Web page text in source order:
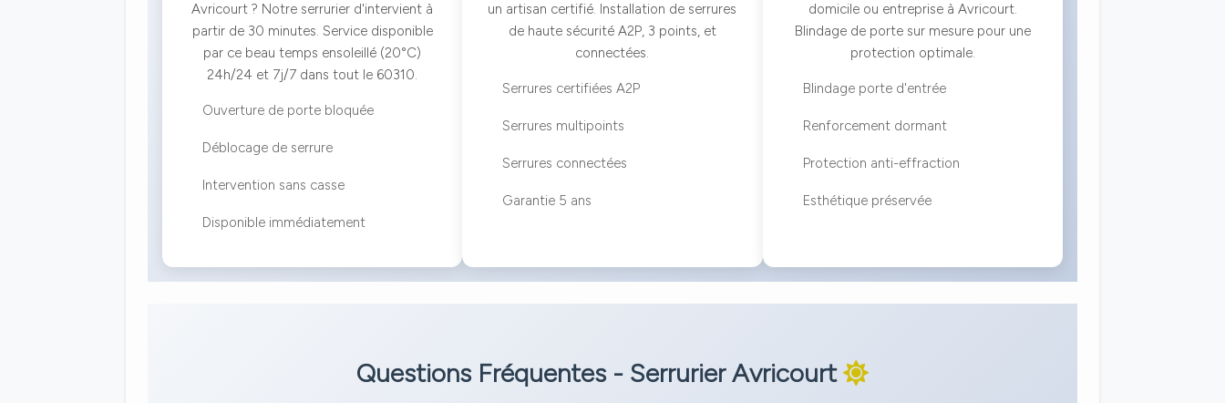
Avricourt ? Notre serrurier d'intervient à
partir de 30 minutes. Service disponible
par ce beau temps ensoleillé (20°C)
24h/24 et 7j/7 dans tout le 60310.
Ouverture de porte bloquée
Déblocage de serrure
Intervention sans casse
Disponible immédiatement
un artisan certifié. Installation de serrures
de haute sécurité A2P, 3 points, et
connectées.
Serrures certifiées A2P
Serrures multipoints
Serrures connectées
Garantie 5 ans
domicile ou entreprise à Avricourt.
Blindage de porte sur mesure pour une
protection optimale.
Blindage porte d'entrée
Renforcement dormant
Protection anti-effraction
Esthétique préservée
Questions Fréquentes - Serrurier Avricourt